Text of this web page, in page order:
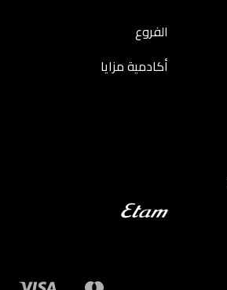
الفروع
أكادمية مزايا